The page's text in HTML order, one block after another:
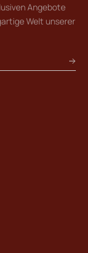
Angebote
Welt unserer